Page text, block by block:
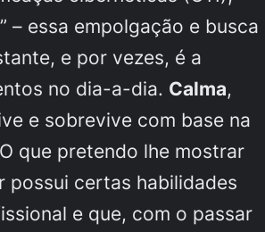
– essa empolgação e busca
e por vezes, é a
no dia-a-dia. Calma,
e sobrevive com base na
que pretendo lhe mostrar
possui certas habilidades
e que, com o passar